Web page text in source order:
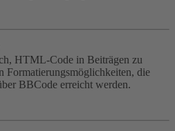
HTML-Code in Beiträgen zu
Formatierungsmöglichkeiten, die
BBCode erreicht werden.